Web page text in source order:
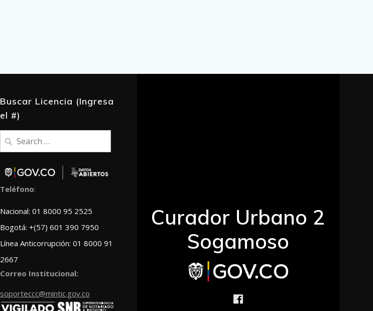
Buscar Licencia (Ingresa
el #)
Search
for:
Teléfono:
Nacional: 01 8000 95 2525
Bogotá: +(57) 601 390 7950
Línea Anticorrupción: 01 8000 91
2667
Correo Institucional:
soporteccc@mintic.gov.co
Curador Urbano 2
Sogamoso